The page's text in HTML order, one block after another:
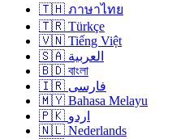
🇹🇭 ภาษาไทย
🇹🇷 Türkçe
🇻🇳 Tiếng Việt
🇸🇦 العربية
🇧🇩 বাংলা
🇮🇷 فارسی
🇲🇾 Bahasa Melayu
🇵🇰 اردو
🇳🇱 Nederlands